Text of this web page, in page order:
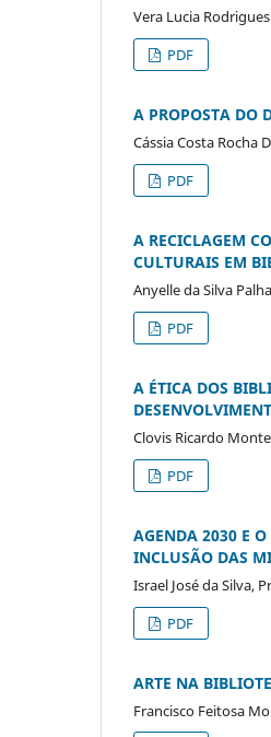
Vera Lucia
PDF
A PROPOSTA DO
Cássia Costa Rocha
PDF
A RECICLAGEM
CULTURAIS EM
Anyelle da Silva
PDF
A ÉTICA DOS
Clovis Ricardo
PDF
AGENDA 2030 E
INCLUSÃO DAS
Israel José da Silva,
PDF
ARTE NA
Francisco Feitosa